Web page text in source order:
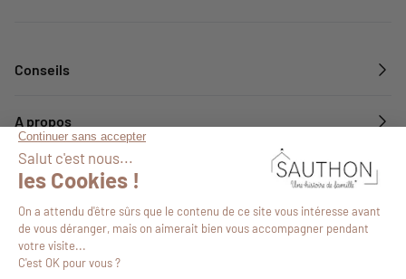
Conseils
A propos
Services
Suivez-nous